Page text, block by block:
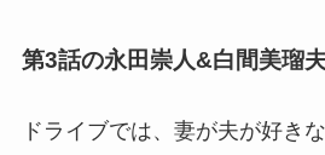
第3話の永田崇人&白間美瑠
ドライブでは、妻が夫が好き